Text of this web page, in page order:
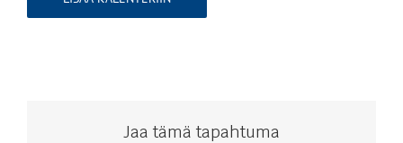
Jaa tämä tapahtuma